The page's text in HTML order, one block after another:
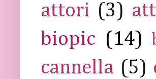
attori (3)
biopic (14)
cannella (5)